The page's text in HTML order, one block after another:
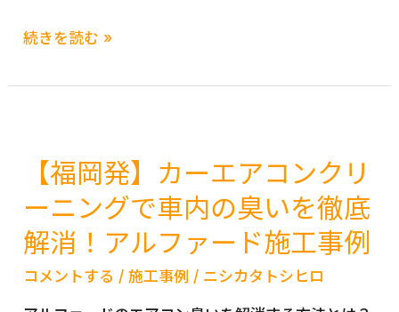
ー
ニ
み
や
嘔
灯
応
車
ク
TOYOTA
ロ
ス
ZVG11
ー
続きを読む »
【福岡発】カーエアコンクリ
ーニングで車内の臭いを徹底
解消！アルファード施工事例
コメントする /施工事例 / ニシカタトシヒロ